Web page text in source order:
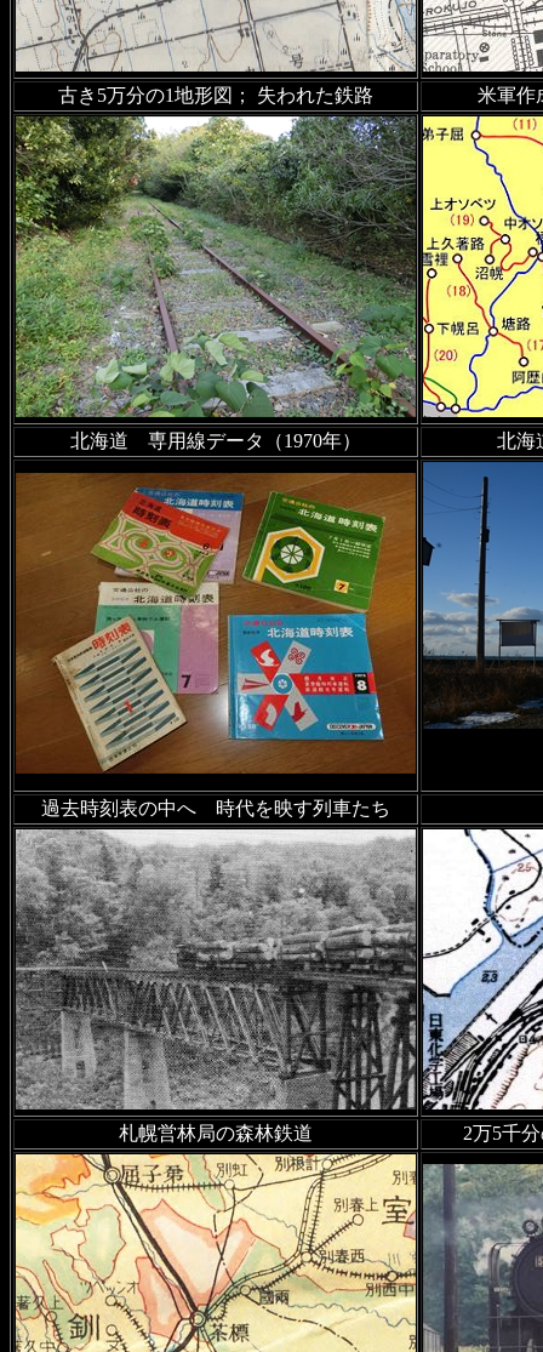
林鉄道、鴻紋軌道の廃線跡風
2023年5月18日廃駅を訪ねて
寄線藻興部川橋梁、班渓川橋
2023年5月16日古き5万分の
を追加
2023年4月12日廃駅を訪ねて
跡、霞橋跡、夕張鉄道錦沢駅
2023年2月23日旭川電気軌道
2023年2月1日2万5千分の1
2023年2月1日沿線風景 札沼
イズカカオ＆チョコレートタ
2022年12月1日沿線風景 留
の廃駅風景を追加
2022年11月30日 サービス停
しました
2022年11月24日沿線風景 函
真を追加
2022年11月14日沿線風景 留
峠、雨竜川の車窓風景、炭山
2022年10月13日1970年専用
1964年、1967年、1983年の専
2022年8月17日沿線風景 室
珠駅、北舟岡駅、室蘭線の車
2022年8月8日沿線風景 札沼
札比内駅、下徳富駅の廃止後
2022年8月8日廃駅を訪ねて
古き5万分の1地形図； 失われた鉄路 米軍作
北海道 専用線データ（1970年） 北海
過去時刻表の中へ 時代を映す列車たち
札幌営林局の森林鉄道 2万5千